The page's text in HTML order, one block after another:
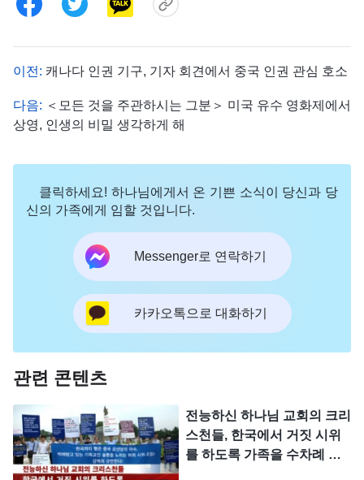
이전: 캐나다 인권 기구, 기자 회견에서 중국 인권 관심 호소
다음: ＜모든 것을 주관하시는 그분＞ 미국 유수 영화제에서
상영, 인생의 비밀 생각하게 해
클릭하세요! 하나님에게서 온 기쁜 소식이 당신과 당
신의 가족에게 임할 것입니다.
Messenger로 연락하기
카카오톡으로 대화하기
관련 콘텐츠
전능하신 하나님 교회의 크리
스천들, 한국에서 거짓 시위
를 하도록 가족을 수차례 협